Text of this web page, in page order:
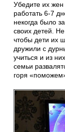
Убедите их
работать 6-7
некогда было
своих детей.
чтобы дети их
дружили с
учиться и из
семьи
горя